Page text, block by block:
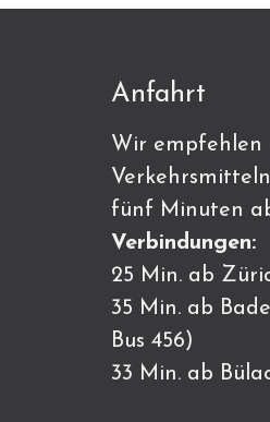
Anfahrt
Wir
fünf Minuten
Verbindungen:
25 Min. ab
35 Min. ab
Bus 456)
33 Min. ab